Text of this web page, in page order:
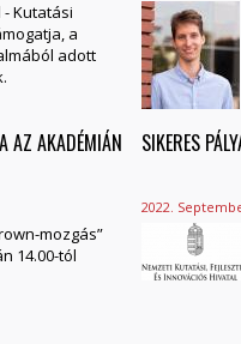
Kutatási
a
adott
AZ AKADÉMIÁN
mozgás”
14.00-tól
SIKERES
2022.